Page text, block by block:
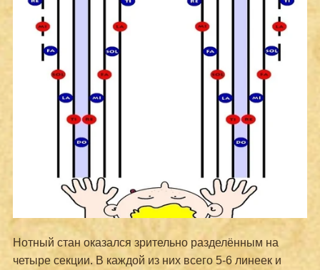
Нотный стан оказался зрительно разделённым на
четыре секции. В каждой из них всего 5-6 линеек и